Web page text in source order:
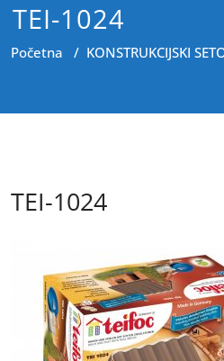
TEI-1024
Početna / KONSTRUKCIJSKI
TEI-1024